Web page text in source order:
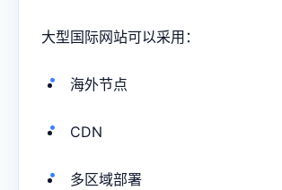
大型国际网站可以采用：
海外节点
CDN
多区域部署